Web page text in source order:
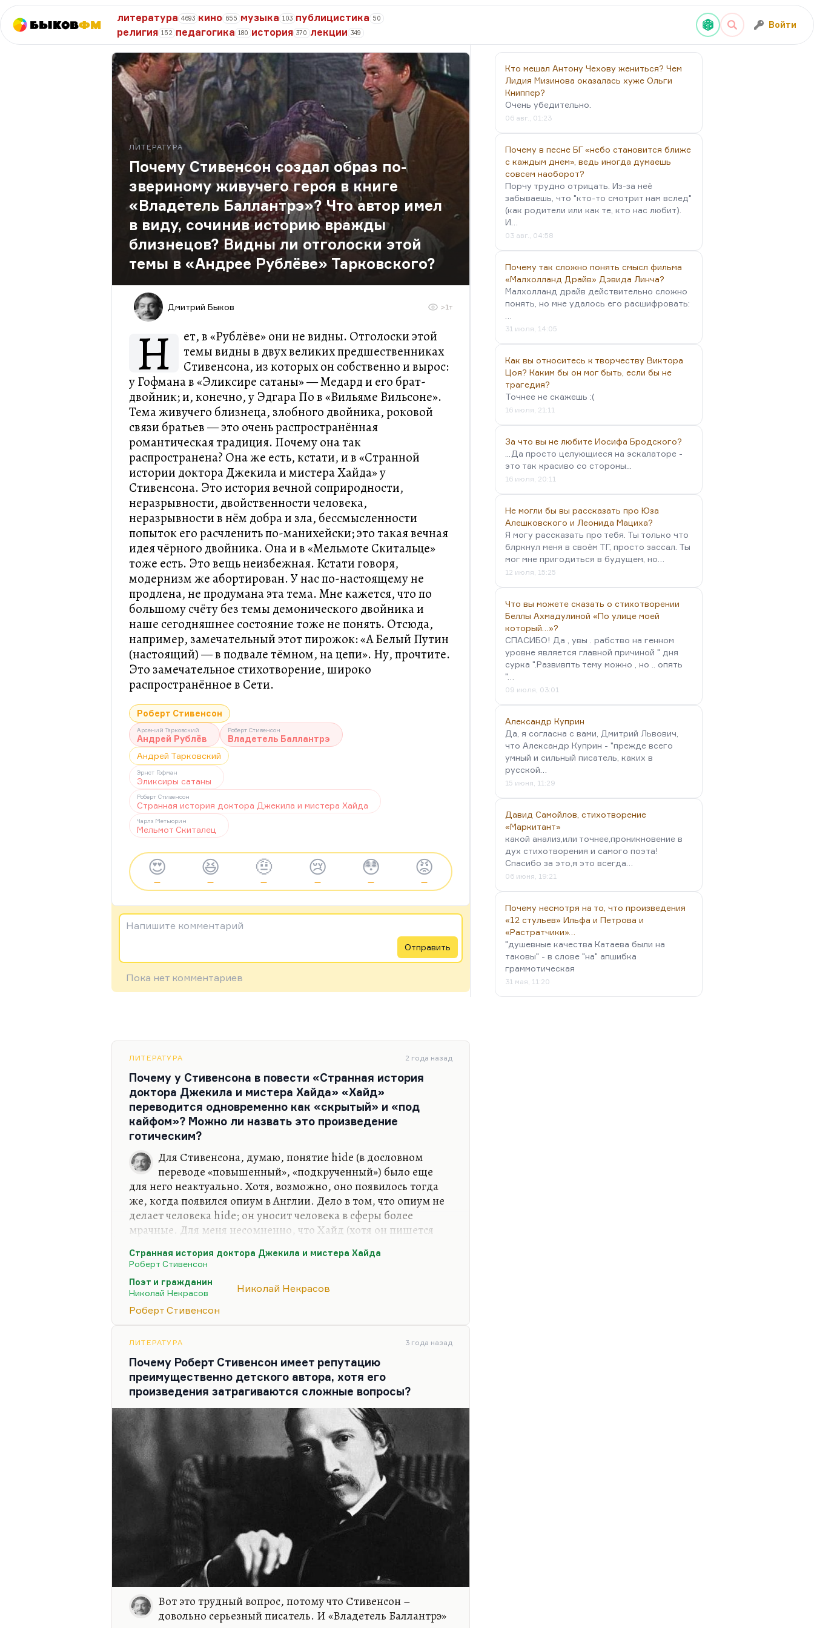
БыковФМ
литература 4693 кино 655 музыка 103 публицистика 50
религия 152 педагогика 180 история 370 лекции 349
Войти
ЛИТЕРАТУРА
Почему Стивенсон создал образ по-
звериному живучего героя в книге
«Владетель Баллантрэ»? Что автор имел
в виду, сочинив историю вражды
близнецов? Видны ли отголоски этой
темы в «Андрее Рублёве» Тарковского?
Дмитрий Быков >1т
Н
ет, в «Рублёве» они не видны. Отголоски этой
темы видны в двух великих предшественниках
Стивенсона, из которых он собственно и вырос:
у Гофмана в «Эликсире сатаны» — Медард и его брат-
двойник; и, конечно, у Эдгара По в «Вильяме Вильсоне».
Тема живучего близнеца, злобного двойника, роковой
связи братьев — это очень распространённая
романтическая традиция. Почему она так
распространена? Она же есть, кстати, и в «Странной
истории доктора Джекила и мистера Хайда» у
Стивенсона. Это история вечной соприродности,
неразрывности, двойственности человека,
неразрывности в нём добра и зла, бессмысленности
попыток его расчленить по-манихейски; это такая вечная
идея чёрного двойника. Она и в «Мельмоте Скитальце»
тоже есть. Это вещь неизбежная. Кстати говоря,
модернизм же абортирован. У нас по-настоящему не
продлена, не продумана эта тема. Мне кажется, что по
большому счёту без темы демонического двойника и
наше сегодняшнее состояние тоже не понять. Отсюда,
например, замечательный этот пирожок: «А Белый Путин
(настоящий) — в подвале тёмном, на цепи». Ну, прочтите.
Это замечательное стихотворение, широко
распространённое в Сети.
Роберт Стивенсон
Арсений Тарковский
Андрей Рублёв
Роберт Стивенсон
Владетель Баллантрэ
Андрей Тарковский
Эрнст Гофман
Эликсиры сатаны
Роберт Стивенсон
Странная история доктора Джекила и мистера Хайда
Чарлз Метьюрин
Мельмот Скиталец
😍
—
😆
—
🤨
—
😢
—
😳
—
😡
—
Напишите комментарий
Отправить
Пока нет комментариев
ЛИТЕРАТУРА 2 года назад
Почему у Стивенсона в повести «Странная история
доктора Джекила и мистера Хайда» «Хайд»
переводится одновременно как «скрытый» и «под
кайфом»? Можно ли назвать это произведение
готическим?
Для Стивенсона, думаю, понятие hide (в дословном
переводе «повышенный», «подкрученный») было еще
для него неактуально. Хотя, возможно, оно появилось тогда
же, когда появился опиум в Англии. Дело в том, что опиум не
делает человека hide; он уносит человека в сферы более
мрачные. Для меня несомненно, что Хайд (хотя он пишется
Что касается готического произведения. Я всегда исходил из
того, что Стивенсон – романтик, романтика и готика, как вы
знаете, идут параллельными путями, но не совпадают.
Прежде всего потому, что готический герой всегда борец, а
мира. Но, пожалуй, «Доктор Джекил и…
Странная история доктора Джекила и мистера Хайда
Роберт Стивенсон
Поэт и гражданин
Николай Некрасов
Николай Некрасов
Роберт Стивенсон
ЛИТЕРАТУРА 3 года назад
Почему Роберт Стивенсон имеет репутацию
преимущественно детского автора, хотя его
произведения затрагиваются сложные вопросы?
Вот это трудный вопрос, потому что Стивенсон –
довольно серьезный писатель. И «Владетель Баллантрэ»
Кто мешал Антону Чехову жениться? Чем
Лидия Мизинова оказалась хуже Ольги
Книппер?
Очень убедительно.
06 авг., 01:23
Почему в песне БГ «небо становится ближе
с каждым днем», ведь иногда думаешь
совсем наоборот?
Порчу трудно отрицать. Из-за неё
забываешь, что "кто-то смотрит нам вслед"
(как родители или как те, кто нас любит).
И…
03 авг., 04:58
Почему так сложно понять смысл фильма
«Малхолланд Драйв» Дэвида Линча?
Малхолланд драйв действительно сложно
понять, но мне удалось его расшифровать:
31 июля, 14:05
Как вы относитесь к творчеству Виктора
Цоя? Каким бы он мог быть, если бы не
трагедия?
Точнее не скажешь :(
16 июля, 21:11
За что вы не любите Иосифа Бродского?
...Да просто целующиеся на эскалаторе -
это так красиво со стороны...
16 июля, 20:11
Не могли бы вы рассказать про Юза
Алешковского и Леонида Мациха?
Я могу рассказать про тебя. Ты только что
блркнул меня в своём ТГ, просто зассал. Ты
мог мне пригодиться в будущем, но…
12 июля, 15:25
Что вы можете сказать о стихотворении
Беллы Ахмадулиной «По улице моей
который…»?
СПАСИБО! Да , увы . рабство на генном
уровне является главной причиной " дня
сурка ".Развивпть тему можно , но .. опять
"…
09 июля, 03:01
Александр Куприн
Да, я согласна с вами, Дмитрий Львович,
что Александр Куприн - "прежде всего
умный и сильный писатель, каких в
русской…
15 июня, 11:29
Давид Самойлов, стихотворение
«Маркитант»
какой анализ,или точнее,проникновение в
дух стихотворения и самого поэта!
Спасибо за это,я это всегда…
06 июня, 19:21
Почему несмотря на то, что произведения
«12 стульев» Ильфа и Петрова и
«Растратчики»…
"душевные качества Катаева были на
таковы" - в слове "на" апшибка
граммотическая
31 мая, 11:20